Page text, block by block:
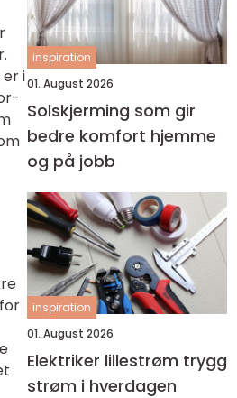
i
inspiration
01. August 2026
Solskjerming som gir
bedre komfort hjemme
og på jobb
inspiration
01. August 2026
Elektriker lillestrøm trygg
strøm i hverdagen